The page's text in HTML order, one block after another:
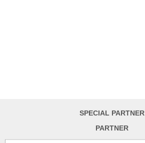
SPECIAL PARTNER
PARTNER